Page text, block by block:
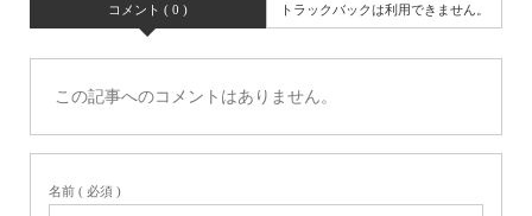
コメント ( 0 ) トラックバックは利用できません。
この記事へのコメントはありません。
名前 ( 必須 )